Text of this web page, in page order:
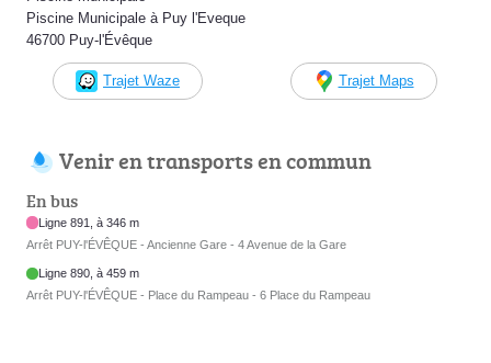
Piscine Municipale à Puy l'Eveque
46700 Puy-l'Évêque
Trajet Waze Trajet Maps
Venir en transports en commun
En bus
Ligne 891, à 346 m
Arrêt PUY-l'ÉVÊQUE - Ancienne Gare - 4 Avenue de la Gare
Ligne 890, à 459 m
Arrêt PUY-l'ÉVÊQUE - Place du Rampeau - 6 Place du Rampeau